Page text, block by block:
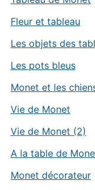
Fleur et tableau
Les objets des
Les pots bleus
Monet et les
Vie de Monet
Vie de Monet (2)
A la table de
Monet décorateur